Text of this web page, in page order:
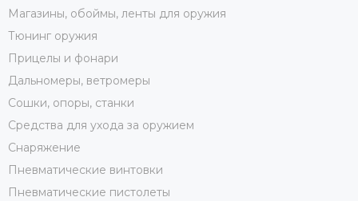
Магазины, обоймы, ленты для оружия
Тюнинг оружия
Прицелы и фонари
Дальномеры, ветромеры
Сошки, опоры, станки
Средства для ухода за оружием
Снаряжение
Пневматические винтовки
Пневматические пистолеты